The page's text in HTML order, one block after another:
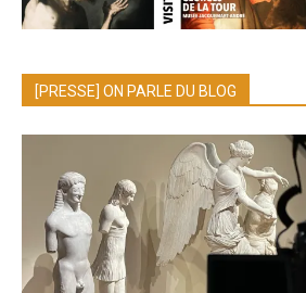
[PRESSE] ON PARLE DU BLOG